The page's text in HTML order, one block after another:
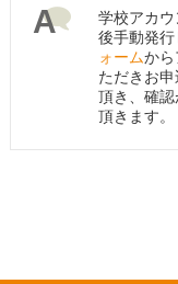
学校アカ
後手動発
ォームから
ただきお
頂き、確
頂きます。